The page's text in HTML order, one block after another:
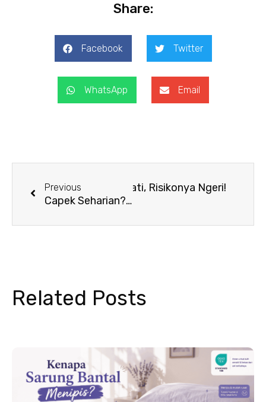
Share:
Facebook Twitter
WhatsApp Email
Previous
Capek Seharian? Coba Ide Mandi Ala Spa Ini, Dijamin Auto Relaks! 🛁✨
Dipakai Bersama? Hati-Hati, Risikonya Ngeri!
Related Posts